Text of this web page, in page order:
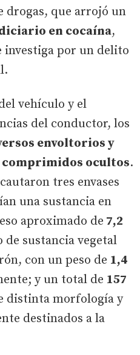
drogas, que arrojó un
en cocaína,
investiga por un delito
vehículo y el
del conductor, los
envoltorios y
comprimidos ocultos.
tres envases
una sustancia en
aproximado de 7,2
sustancia vegetal
con un peso de 1,4
y un total de 157
distinta morfología y
destinados a la